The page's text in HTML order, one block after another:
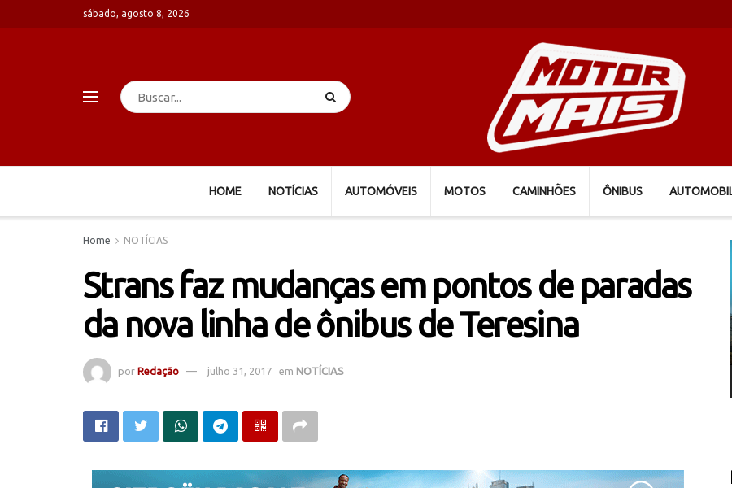
sábado, agosto 8, 2026
HOME NOTÍCIAS AUTOMÓVEIS MOTOS CAMINHÕES ÔNIBUS
Home NOTÍCIAS
Strans faz mudanças em pontos de paradas
da nova linha de ônibus de Teresina
por Redação julho 31, 2017 em NOTÍCIAS